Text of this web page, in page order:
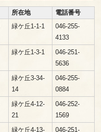
所在地
電話番号
緑ケ丘1-1-1
046-255-
4133
緑ケ丘1-3-1
046-251-
5636
緑ケ丘3-34-
14
046-255-
0884
緑ケ丘4-12-
21
046-252-
1569
緑ケ丘4-13- 046-251-